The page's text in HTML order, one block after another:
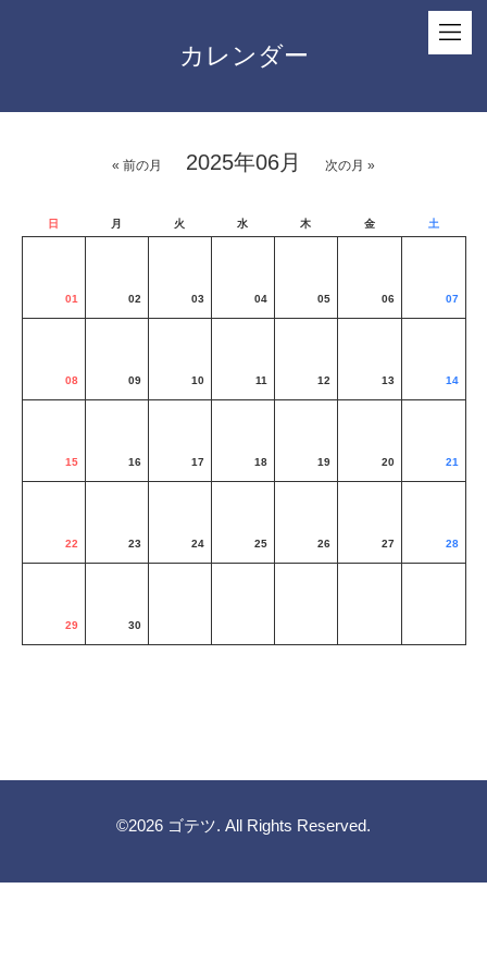
カレンダー
« 前の月 2025年06月 次の月 »
日 月 火 水 木 金 土
01 02 03 04 05 06 07
08 09 10 11 12 13 14
15 16 17 18 19 20 21
22 23 24 25 26 27 28
29 30
©2026 ゴテツ. All Rights Reserved.